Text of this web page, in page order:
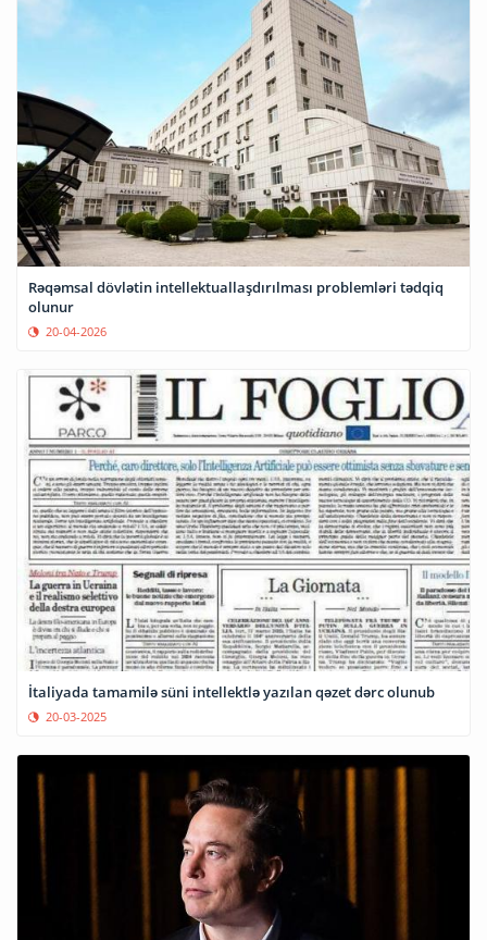
Rəqəmsal dövlətin intellektuallaşdırılması problemləri tədqiq
olunur
20-04-2026
İtaliyada tamamilə süni intellektlə yazılan qəzet dərc olunub
20-03-2025